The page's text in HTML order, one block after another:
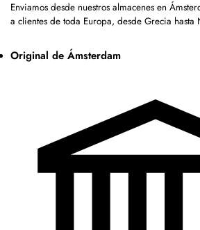
Enviamos desde nuestros almacenes en
a clientes de toda Europa, desde Grecia hasta
Original de Ámsterdam